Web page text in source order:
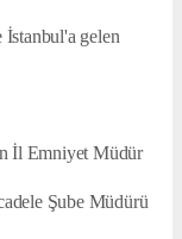
gelen
İl Emniyet Müdür
Şube Müdürü